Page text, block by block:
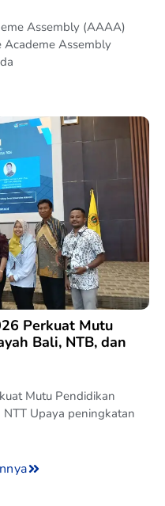
Assembly (AAAA)
Assembly
Perkuat Mutu
Bali, NTB, dan
Mutu Pendidikan
Upaya peningkatan